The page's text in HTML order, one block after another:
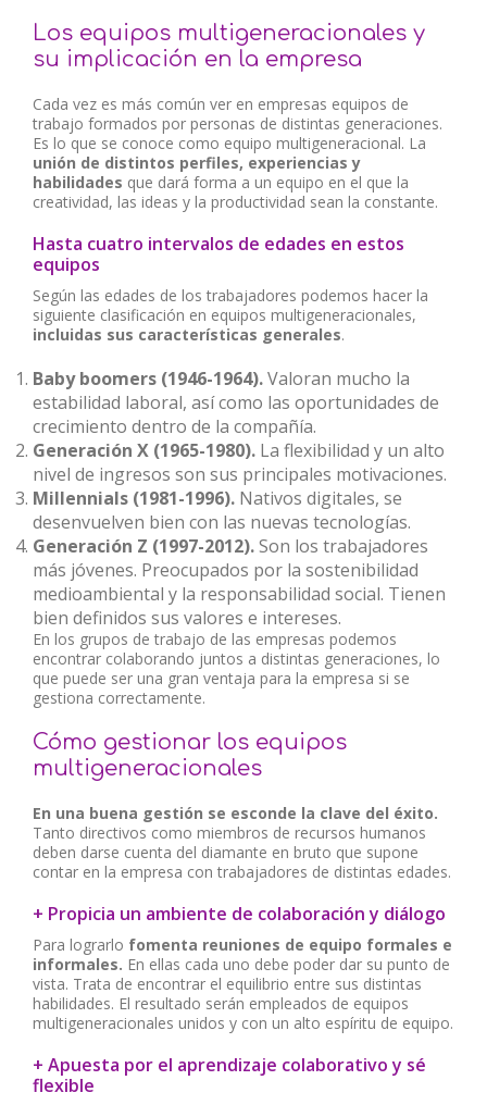
Los equipos multigeneracionales y
su implicación en la empresa
Cada vez es más común ver en empresas equipos de
trabajo formados por personas de distintas generaciones.
Es lo que se conoce como equipo multigeneracional. La
unión de distintos perfiles, experiencias y
habilidades que dará forma a un equipo en el que la
creatividad, las ideas y la productividad sean la constante.
Hasta cuatro intervalos de edades en estos
equipos
Según las edades de los trabajadores podemos hacer la
siguiente clasificación en equipos multigeneracionales,
incluidas sus características generales.
Baby boomers (1946-1964).Valoran mucho la
estabilidad laboral, así como las oportunidades de
crecimiento dentro de la compañía.
Generación X (1965-1980). La flexibilidad y un alto
nivel de ingresos son sus principales motivaciones.
Millennials (1981-1996). Nativos digitales, se
desenvuelven bien con las nuevas tecnologías.
Generación Z (1997-2012).Son los trabajadores
más jóvenes. Preocupados por la sostenibilidad
medioambiental y la responsabilidad social. Tienen
bien definidos sus valores e intereses.
En los grupos de trabajo de las empresas podemos
encontrar colaborando juntos a distintas generaciones, lo
que puede ser una gran ventaja para la empresa si se
gestiona correctamente.
Cómo gestionar los equipos
multigeneracionales
En una buena gestión se esconde la clave del éxito.
Tanto directivos como miembros de recursos humanos
deben darse cuenta del diamante en bruto que supone
contar en la empresa con trabajadores de distintas edades.
+ Propicia un ambiente de colaboración y diálogo
Para lograrlo fomenta reuniones de equipo formales e
informales. En ellas cada uno debe poder dar su punto de
vista. Trata de encontrar el equilibrio entre sus distintas
habilidades. El resultado serán empleados de equipos
multigeneracionales unidos y con un alto espíritu de equipo.
+ Apuesta por el aprendizaje colaborativo y sé
flexible